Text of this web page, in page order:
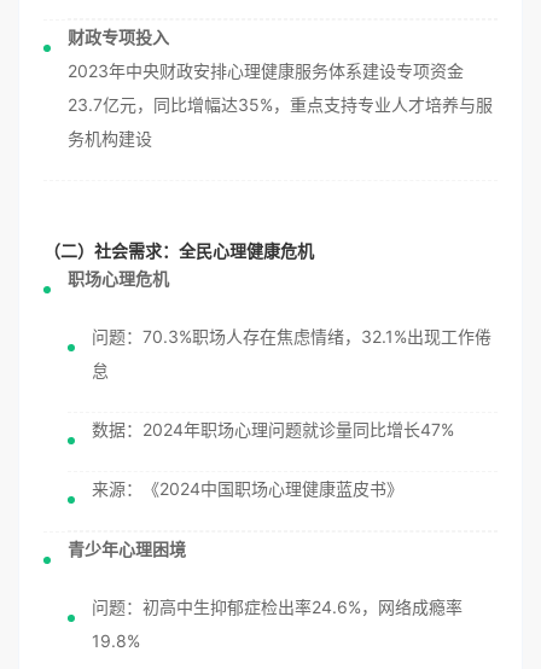
财政专项投入
2023年中央财政安排心理健康服务体系建设专项资金
23.7亿元，同比增幅达35%，重点支持专业人才培养与服
务机构建设
（二）社会需求：全民心理健康危机
职场心理危机
问题：70.3%职场人存在焦虑情绪，32.1%出现工作倦
怠
数据：2024年职场心理问题就诊量同比增长47%
来源：《2024中国职场心理健康蓝皮书》
青少年心理困境
问题：初高中生抑郁症检出率24.6%，网络成瘾率
19.8%